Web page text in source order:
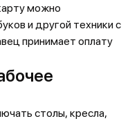
можно
и другой техники с
принимает оплату
столы, кресла,